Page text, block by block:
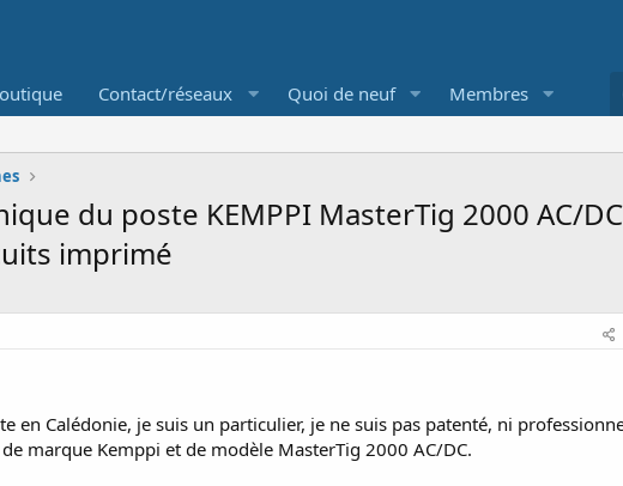
Contact/réseaux Quoi de neuf Membres
du poste KEMPPI MasterTig 2000 AC/
imprimé
en Calédonie, je suis un particulier, je ne suis pas patenté, ni
marque Kemppi et de modèle MasterTig 2000 AC/DC.